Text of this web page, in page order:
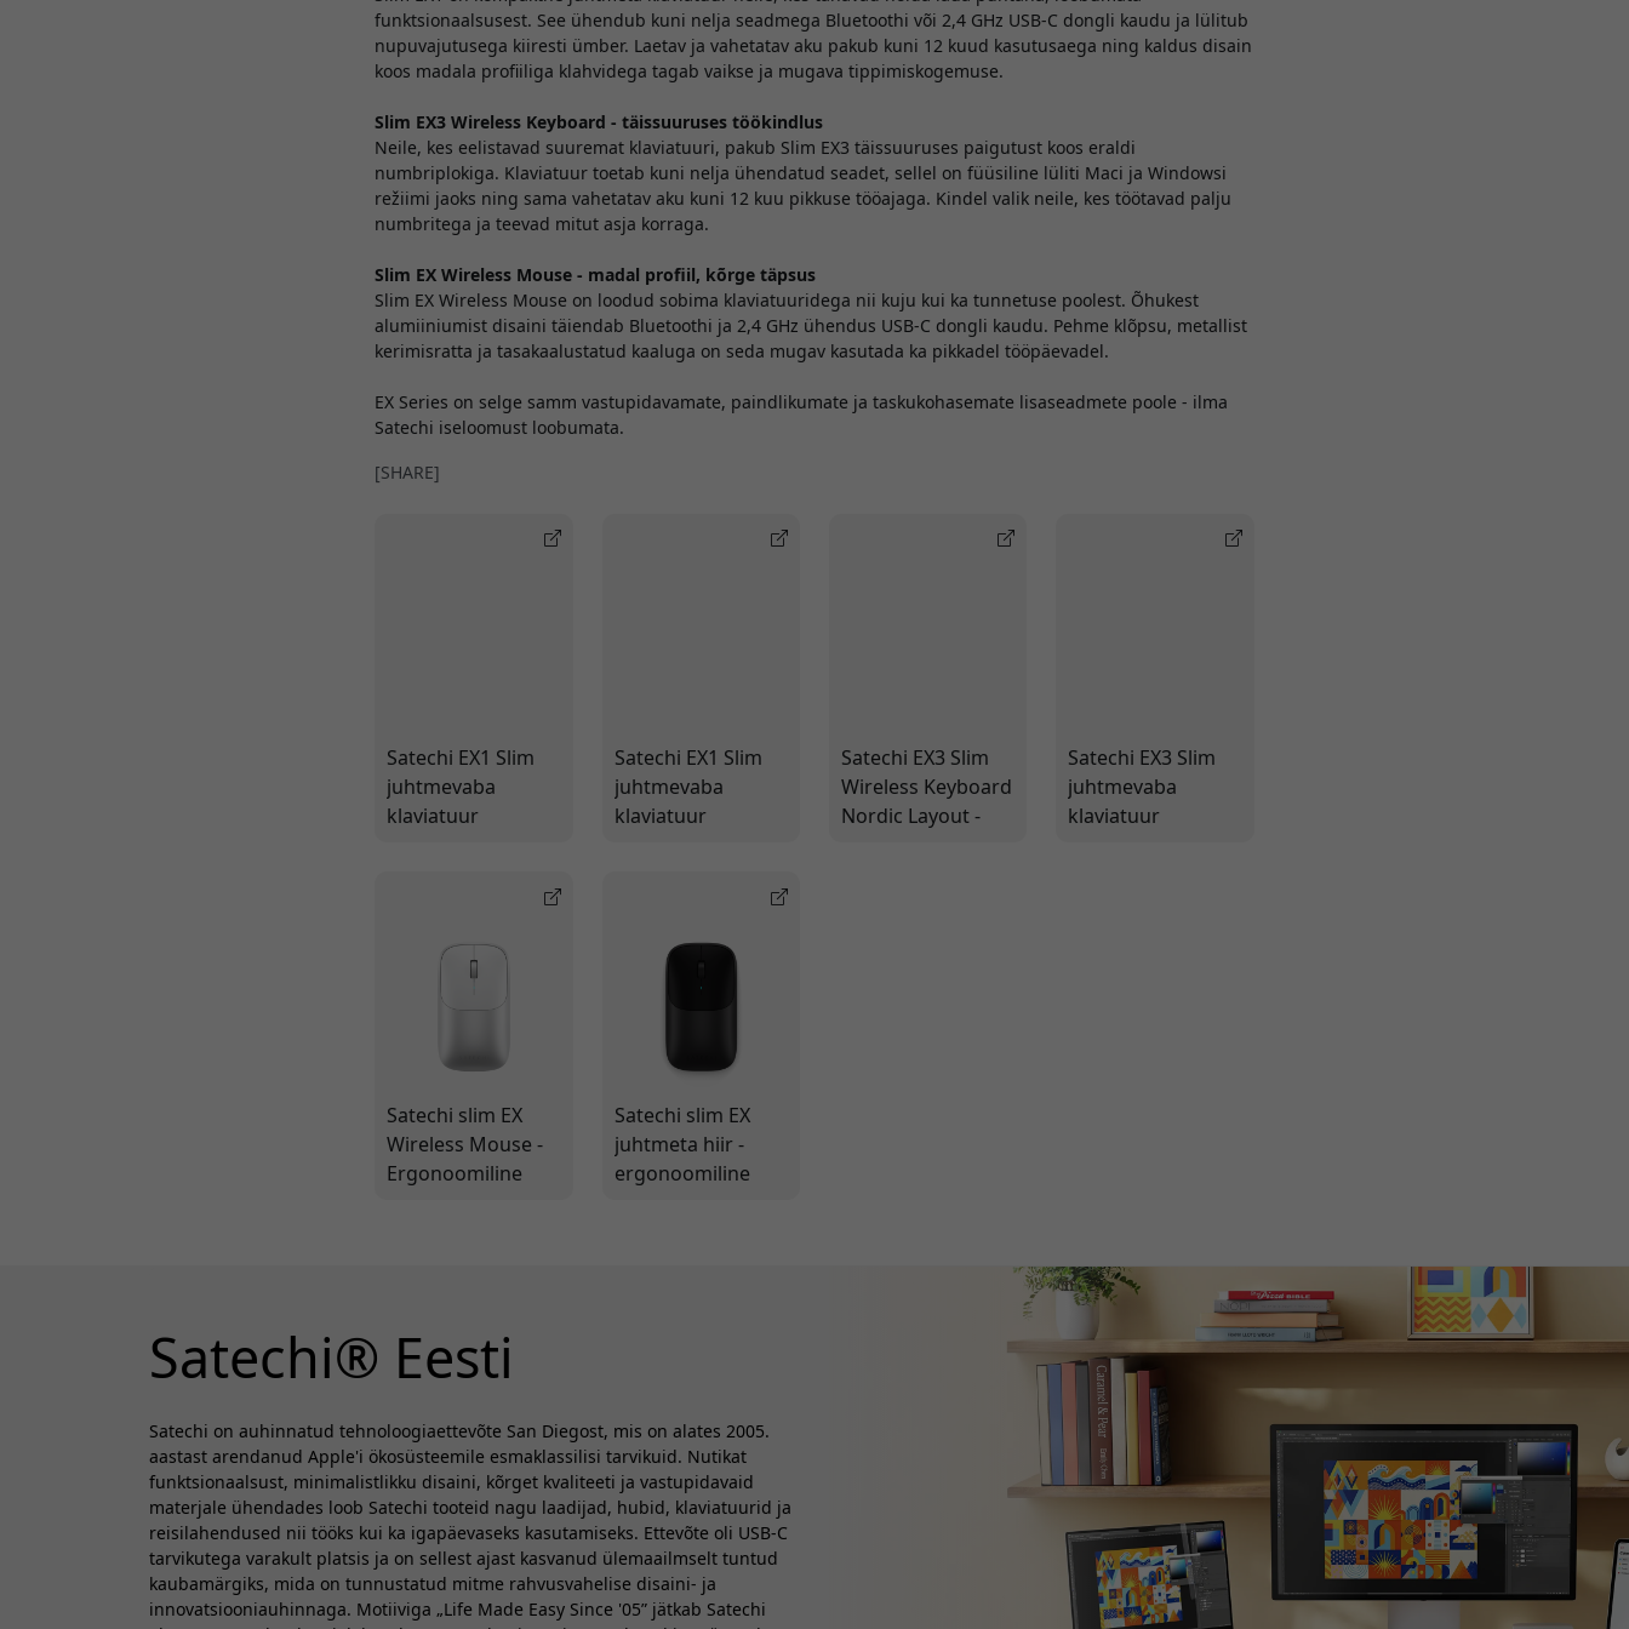
funktsionaalsusest. See ühendub kuni nelja seadmega Bluetoothi või 2,4 GHz USB-C dongli kaudu ja lülitub
nupuvajutusega kiiresti ümber. Laetav ja vahetatav aku pakub kuni 12 kuud kasutusaega ning kaldus disain
koos madala profiiliga klahvidega tagab vaikse ja mugava tippimiskogemuse.
Slim EX3 Wireless Keyboard - täissuuruses töökindlus
Neile, kes eelistavad suuremat klaviatuuri, pakub Slim EX3 täissuuruses paigutust koos eraldi
numbriplokiga. Klaviatuur toetab kuni nelja ühendatud seadet, sellel on füüsiline lüliti Maci ja Windowsi
režiimi jaoks ning sama vahetatav aku kuni 12 kuu pikkuse tööajaga. Kindel valik neile, kes töötavad palju
numbritega ja teevad mitut asja korraga.
Slim EX Wireless Mouse - madal profiil, kõrge täpsus
Slim EX Wireless Mouse on loodud sobima klaviatuuridega nii kuju kui ka tunnetuse poolest. Õhukest
alumiiniumist disaini täiendab Bluetoothi ja 2,4 GHz ühendus USB-C dongli kaudu. Pehme klõpsu, metallist
kerimisratta ja tasakaalustatud kaaluga on seda mugav kasutada ka pikkadel tööpäevadel.
EX Series on selge samm vastupidavamate, paindlikumate ja taskukohasemate lisaseadmete poole - ilma
Satechi iseloomust loobumata.
[SHARE]
Satechi EX1 Slim
juhtmevaba
klaviatuur
Satechi EX1 Slim
juhtmevaba
klaviatuur
Bluetooth ja USB-
ühenduskonverentsile
ühendamiseks
Satechi EX3 Slim
Wireless Keyboard
Nordic Layout -
Satechi EX3 Slim
juhtmevaba
klaviatuur
Satechi slim EX
Wireless Mouse -
Ergonoomiline
Satechi slim EX
juhtmeta hiir -
ergonoomiline
Satechi® Eesti
Satechi on auhinnatud tehnoloogiaettevõte San Diegost, mis on alates 2005.
aastast arendanud Apple'i ökosüsteemile esmaklassilisi tarvikuid. Nutikat
funktsionaalsust, minimalistlikku disaini, kõrget kvaliteeti ja vastupidavaid
materjale ühendades loob Satechi tooteid nagu laadijad, hubid, klaviatuurid ja
reisilahendused nii tööks kui ka igapäevaseks kasutamiseks. Ettevõte oli USB-C
tarvikutega varakult platsis ja on sellest ajast kasvanud ülemaailmselt tuntud
kaubamärgiks, mida on tunnustatud mitme rahvusvahelise disaini- ja
innovatsiooniauhinnaga. Motiiviga „Life Made Easy Since '05” jätkab Satechi